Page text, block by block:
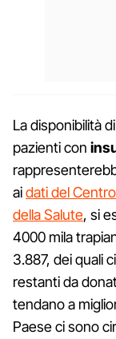
La disponibilità
pazienti con
aidati del
della Salute, si
4000 mila
3.887, dei quali
restanti da
tendano a
Paese ci sono